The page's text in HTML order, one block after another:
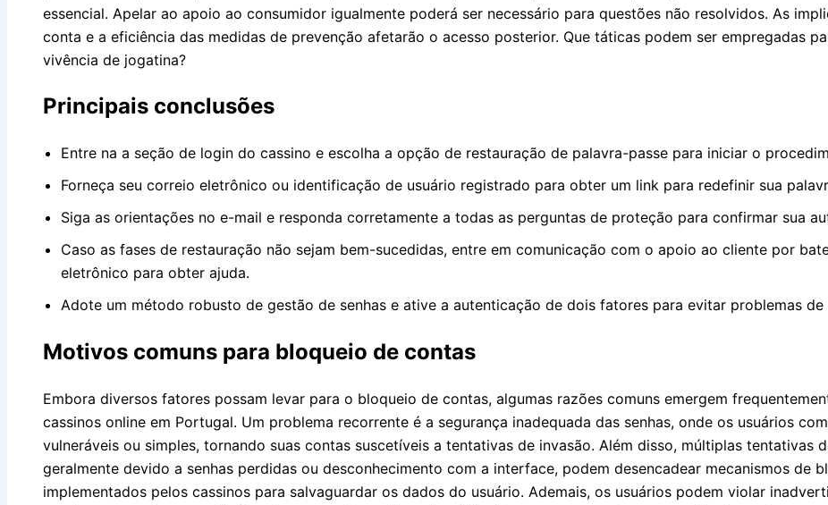
essencial. Apelar ao apoio ao consumidor igualmente poderá ser necessário para questões não resolvidos. As
conta e a eficiência das medidas de prevenção afetarão o acesso posterior. Que táticas podem ser empregadas
vivência de jogatina?
Principais conclusões
Entre na a seção de login do cassino e escolha a opção de restauração de palavra-passe para iniciar o
Forneça seu correio eletrônico ou identificação de usuário registrado para obter um link para redefinir sua
Siga as orientações no e-mail e responda corretamente a todas as perguntas de proteção para confirmar sua
Caso as fases de restauração não sejam bem-sucedidas, entre em comunicação com o apoio ao cliente por
eletrônico para obter ajuda.
Adote um método robusto de gestão de senhas e ative a autenticação de dois fatores para evitar problemas de
Motivos comuns para bloqueio de contas
Embora diversos fatores possam levar para o bloqueio de contas, algumas razões comuns emergem
cassinos online em Portugal. Um problema recorrente é a segurança inadequada das senhas, onde os usuários
vulneráveis ou simples, tornando suas contas suscetíveis a tentativas de invasão. Além disso, múltiplas tentativas
geralmente devido a senhas perdidas ou desconhecimento com a interface, podem desencadear mecanismos de
implementados pelos cassinos para salvaguardar os dados do usuário. Ademais, os usuários podem violar